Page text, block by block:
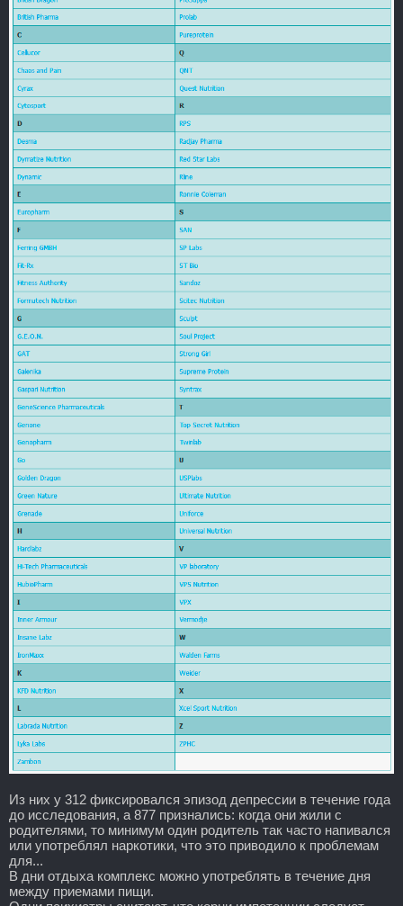
Из них у 312 фиксировался эпизод депрессии в течение года
до исследования, а 877 признались: когда они жили с
родителями, то минимум один родитель так часто напивался
или употреблял наркотики, что это приводило к проблемам
для...
В дни отдыха комплекс можно употреблять в течение дня
между приемами пищи.